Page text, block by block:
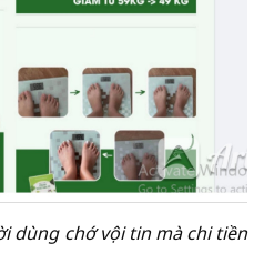
dùng chớ vội tin mà chi tiền